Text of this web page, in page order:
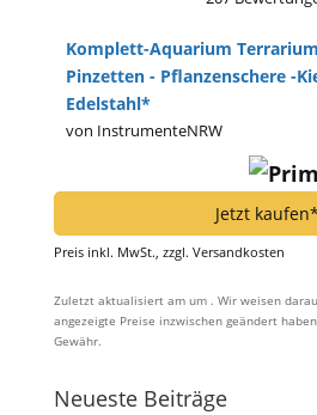
Komplett-Aquarium
Pinzetten - Pflanzenschere -
Edelstahl*
von InstrumenteNRW
Jetzt kaufen*
Preis inkl. MwSt., zzgl. Versandkosten
Zuletzt aktualisiert am um . Wir weisen
angezeigte Preise inzwischen geändert
Gewähr.
Neueste Beiträge